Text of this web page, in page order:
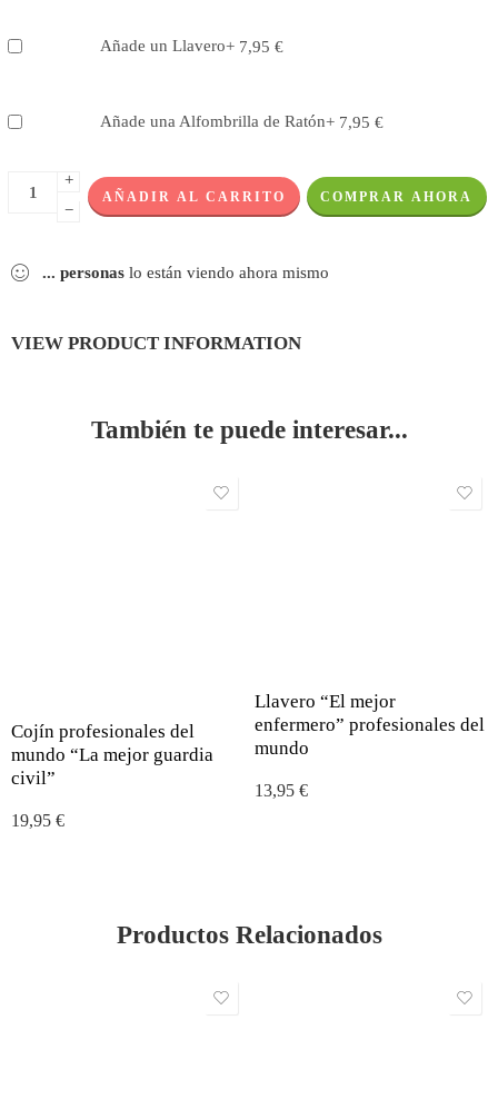
Añade un Llavero+ 7,95 €
Añade una Alfombrilla de Ratón+ 7,95 €
+
−
AÑADIR AL CARRITO COMPRAR AHORA
... personas lo están viendo ahora mismo
VIEW PRODUCT INFORMATION
También te puede interesar...
Cojín profesionales del
mundo “La mejor guardia
civil”
19,95 €
Llavero “El mejor
enfermero” profesionales del
mundo
13,95 €
Productos Relacionados